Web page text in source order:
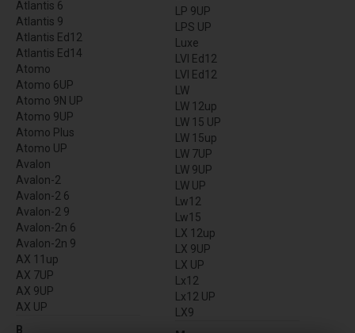
Atlantis 6
Atlantis 9
Atlantis Ed12
Atlantis Ed14
Atomo
Atomo 6UP
Atomo 9N UP
Atomo 9UP
Atomo Plus
Atomo UP
Avalon
Avalon-2
Avalon-2 6
Avalon-2 9
Avalon-2n 6
Avalon-2n 9
AX 11up
AX 7UP
AX 9UP
AX UP
B
LP 9UP
LPS UP
Luxe
LVI Ed12
LVI Ed12
LW
LW 12up
LW 15 UP
LW 15up
LW 7UP
LW 9UP
LW UP
Lw12
Lw15
LX 12up
LX 9UP
LX UP
Lx12
Lx12 UP
LX9